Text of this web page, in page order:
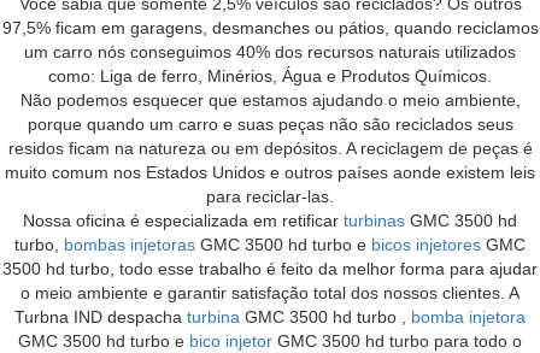
97,5% ficam em garagens, desmanches ou pátios, quando reciclamos
um carro nós conseguimos 40% dos recursos naturais utilizados
como: Liga de ferro, Minérios, Água e Produtos Químicos.
Não podemos esquecer que estamos ajudando o meio ambiente,
porque quando um carro e suas peças não são reciclados seus
residos ficam na natureza ou em depósitos. A reciclagem de peças é
muito comum nos Estados Unidos e outros países aonde existem leis
para reciclar-las.
Nossa oficina é especializada em retificar turbinas GMC 3500 hd
turbo, bombas injetoras GMC 3500 hd turbo e bicos injetores GMC
3500 hd turbo, todo esse trabalho é feito da melhor forma para ajudar
o meio ambiente e garantir satisfação total dos nossos clientes. A
Turbna IND despacha turbina GMC 3500 hd turbo , bomba injetora
GMC 3500 hd turbo e bico injetor GMC 3500 hd turbo para todo o